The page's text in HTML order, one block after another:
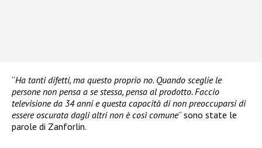
“Ha tanti difetti, ma questo proprio no. Quando sceglie le
persone non pensa a se stessa, pensa al prodotto. Faccio
televisione da 34 anni e questa capacità di non preoccuparsi di
essere oscurata dagli altri non è così comune” sono state le
parole di Zanforlin.